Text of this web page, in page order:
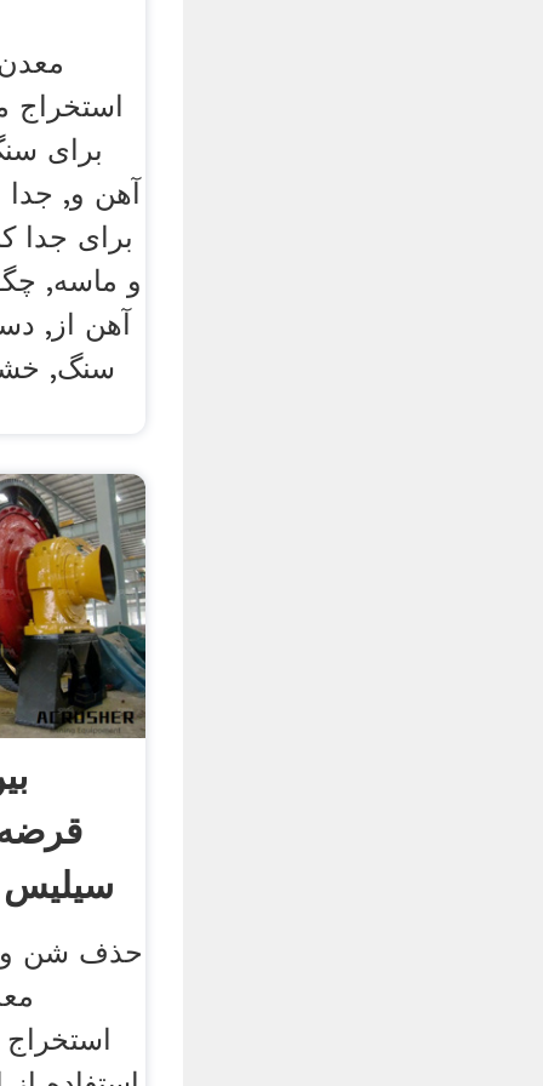
استخراج
برای
آهن و,
برای جدا
و ماسه,
آهن از,
سنگ,
سیلیس
حذف شن و
استخراج